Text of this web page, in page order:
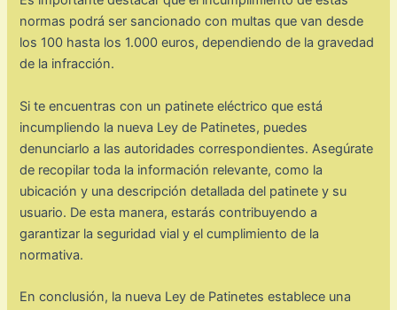
normas podrá ser sancionado con multas que van desde
los 100 hasta los 1.000 euros, dependiendo de la gravedad
de la infracción.
Si te encuentras con un patinete eléctrico que está
incumpliendo la nueva Ley de Patinetes, puedes
denunciarlo a las autoridades correspondientes. Asegúrate
de recopilar toda la información relevante, como la
ubicación y una descripción detallada del patinete y su
usuario. De esta manera, estarás contribuyendo a
garantizar la seguridad vial y el cumplimiento de la
normativa.
En conclusión, la nueva Ley de Patinetes establece una